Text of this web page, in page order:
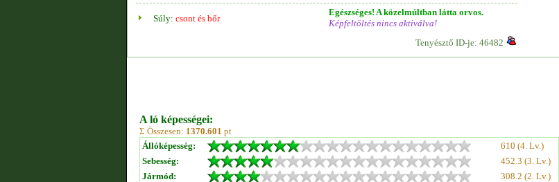
Súly: csont és bőr
Egészséges! A közelmúltban látta orvos.
Képfeltöltés nincs aktiválva!
Tenyésztő ID-je: 46482
A ló képességei:
Σ Összesen: 1370.601 pt
Állóképesség:
610 (4. Lv.)
Sebesség:
452.3 (3. Lv.)
Jármód:
308.2 (2. Lv.)